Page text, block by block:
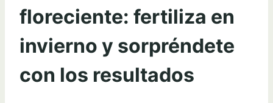
floreciente: fertiliza en
invierno y sorpréndete
con los resultados